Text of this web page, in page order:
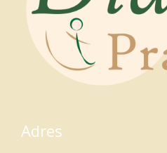
Adres